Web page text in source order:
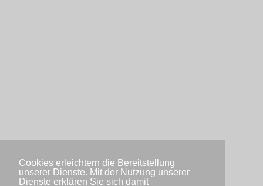
Cookies erleichtern die Bereitstellung
unserer Dienste. Mit der Nutzung unserer
Dienste erklären Sie sich damit